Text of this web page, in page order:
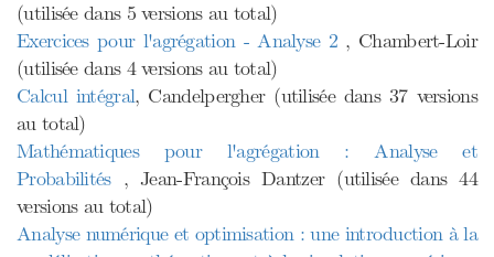
(utilisée dans 5 versions au total)
Exercices pour l'agrégation - Analyse 2 , Chambert-Loir
(utilisée dans 4 versions au total)
Calcul intégral, Candelpergher (utilisée dans 37 versions
au total)
Mathématiques pour l'agrégation : Analyse et
Probabilités , Jean-François Dantzer (utilisée dans 44
versions au total)
Analyse numérique et optimisation : une introduction à la